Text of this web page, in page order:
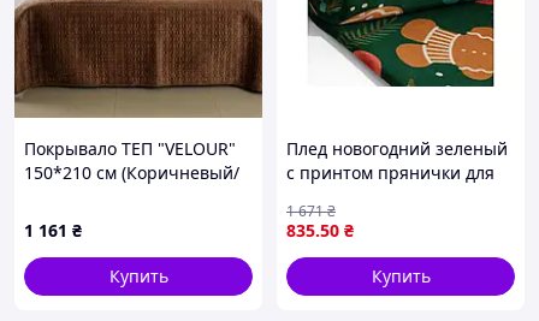
Покрывало ТЕП "VELOUR"
150*210 см (Коричневый/
1 161 ₴
Купить
Плед новогодний зеленый
с принтом прянички для
835.50 ₴
1 671₴
Купить